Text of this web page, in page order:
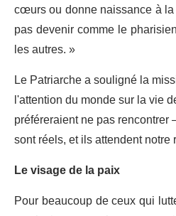
cœurs ou donne naissance à
pas devenir comme le
les autres. »
Le Patriarche a souligné la
l'attention du monde sur la vie
préféreraient ne pas
sont réels, et ils attendent notre
Le visage de la paix
Pour beaucoup de ceux qui